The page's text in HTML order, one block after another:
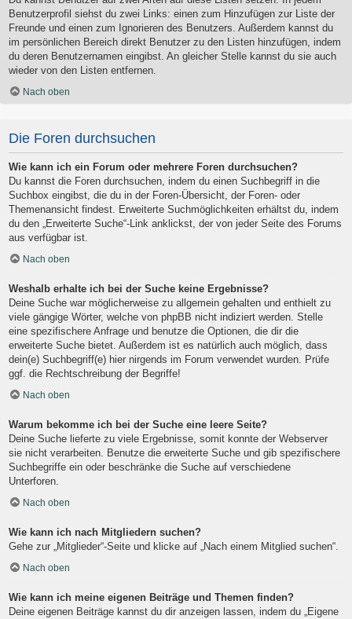
Benutzerprofil siehst du zwei Links: einen zum Hinzufügen zur Liste der
Freunde und einen zum Ignorieren des Benutzers. Außerdem kannst du
im persönlichen Bereich direkt Benutzer zu den Listen hinzufügen, indem
du deren Benutzernamen eingibst. An gleicher Stelle kannst du sie auch
wieder von den Listen entfernen.
Nach oben
Die Foren durchsuchen
Wie kann ich ein Forum oder mehrere Foren durchsuchen?
Du kannst die Foren durchsuchen, indem du einen Suchbegriff in die
Suchbox eingibst, die du in der Foren-Übersicht, der Foren- oder
Themenansicht findest. Erweiterte Suchmöglichkeiten erhältst du, indem
du den „Erweiterte Suche“-Link anklickst, der von jeder Seite des Forums
aus verfügbar ist.
Nach oben
Weshalb erhalte ich bei der Suche keine Ergebnisse?
Deine Suche war möglicherweise zu allgemein gehalten und enthielt zu
viele gängige Wörter, welche von phpBB nicht indiziert werden. Stelle
eine spezifischere Anfrage und benutze die Optionen, die dir die
erweiterte Suche bietet. Außerdem ist es natürlich auch möglich, dass
dein(e) Suchbegriff(e) hier nirgends im Forum verwendet wurden. Prüfe
ggf. die Rechtschreibung der Begriffe!
Nach oben
Warum bekomme ich bei der Suche eine leere Seite?
Deine Suche lieferte zu viele Ergebnisse, somit konnte der Webserver
sie nicht verarbeiten. Benutze die erweiterte Suche und gib spezifischere
Suchbegriffe ein oder beschränke die Suche auf verschiedene
Unterforen.
Nach oben
Wie kann ich nach Mitgliedern suchen?
Gehe zur „Mitglieder“-Seite und klicke auf „Nach einem Mitglied suchen“.
Nach oben
Wie kann ich meine eigenen Beiträge und Themen finden?
Deine eigenen Beiträge kannst du dir anzeigen lassen, indem du „Eigene